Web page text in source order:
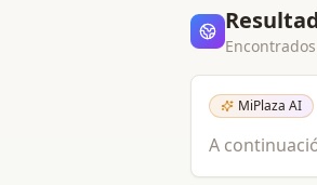
MiPlaza AI
A